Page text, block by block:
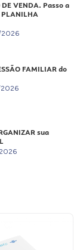
VENDA. Passo a
FAMILIAR do
sua